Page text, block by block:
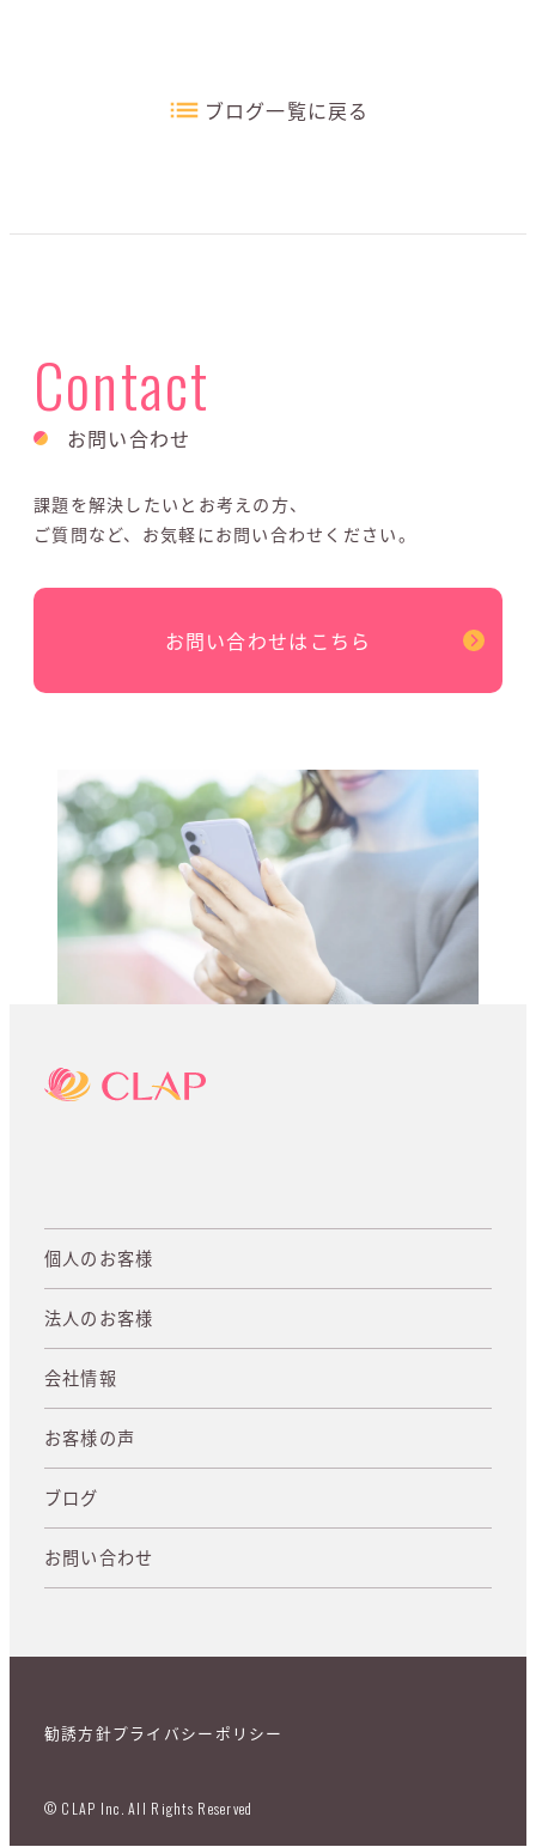
ブログ一覧に戻る
Contact
お問い合わせ
課題を解決したいとお考えの方、
ご質問など、お気軽にお問い合わせください。
お問い合わせはこちら
個人のお客様
法人のお客様
会社情報
お客様の声
ブログ
お問い合わせ
© CLAP Inc. All Rights Reserved
勧誘方針プライバシーポリシー